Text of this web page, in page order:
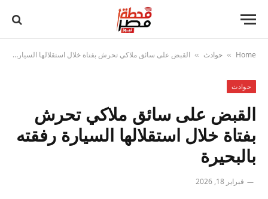
Home
» حوادث » القبض على سائق ملاكي تحرش بفتاة خلال استقلالها السيارة رفقته بالبحيرة
حوادث
القبض على سائق ملاكي تحرش
بفتاة خلال استقلالها السيارة رفقته
بالبحيرة
فبراير 18, 2026